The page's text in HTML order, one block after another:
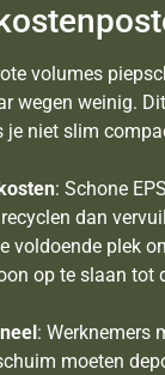
volumes
wegen weinig.
je niet slim
: Schone
dan
voldoende plek
op te slaan tot
: Werknemers
moeten